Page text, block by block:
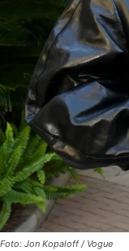
Foto: Jon Kopaloff / Vogue